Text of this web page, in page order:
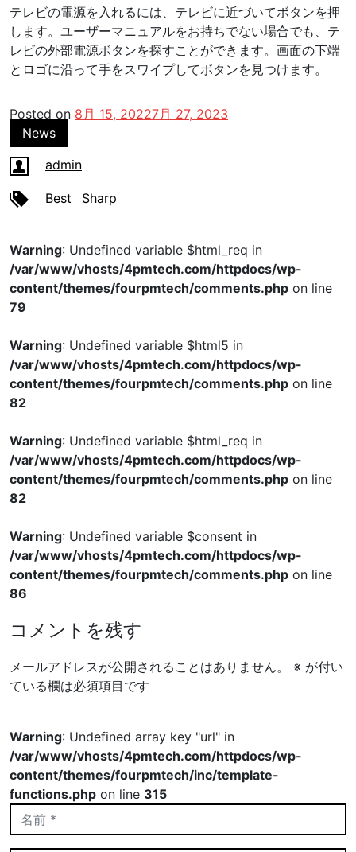
テレビの電源を入れるには、テレビに近づいてボタンを押
します。ユーザーマニュアルをお持ちでない場合でも、テ
レビの外部電源ボタンを探すことができます。画面の下端
とロゴに沿って手をスワイプしてボタンを見つけます。
Posted on 8月 15, 20227月 27, 2023
News
admin
Best Sharp
Warning: Undefined variable $html_req in
/var/www/vhosts/4pmtech.com/httpdocs/wp-
content/themes/fourpmtech/comments.php on line
79
Warning: Undefined variable $html5 in
/var/www/vhosts/4pmtech.com/httpdocs/wp-
content/themes/fourpmtech/comments.php on line
82
Warning: Undefined variable $html_req in
/var/www/vhosts/4pmtech.com/httpdocs/wp-
content/themes/fourpmtech/comments.php on line
82
Warning: Undefined variable $consent in
/var/www/vhosts/4pmtech.com/httpdocs/wp-
content/themes/fourpmtech/comments.php on line
86
コメントを残す
メールアドレスが公開されることはありません。 ※ が付い
ている欄は必須項目です
Warning: Undefined array key "url" in
/var/www/vhosts/4pmtech.com/httpdocs/wp-
content/themes/fourpmtech/inc/template-
functions.php on line 315